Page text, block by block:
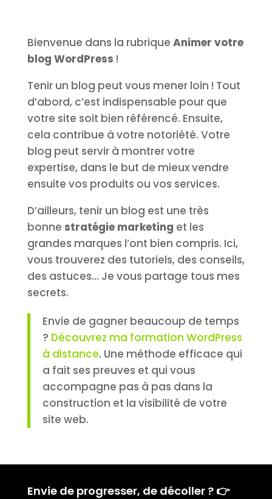
Bienvenue dans la rubrique Animer votre
blog WordPress !
Tenir un blog peut vous mener loin ! Tout
d’abord, c’est indispensable pour que
votre site soit bien référencé. Ensuite,
cela contribue à votre notoriété. Votre
blog peut servir à montrer votre
expertise, dans le but de mieux vendre
ensuite vos produits ou vos services.
D’ailleurs, tenir un blog est une très
bonne stratégie marketing et les
grandes marques l’ont bien compris. Ici,
vous trouverez des tutoriels, des conseils,
des astuces… Je vous partage tous mes
secrets.
Envie de gagner beaucoup de temps
? Découvrez ma formation WordPress
à distance. Une méthode efficace qui
a fait ses preuves et qui vous
accompagne pas à pas dans la
construction et la visibilité de votre
site web.
Envie de progresser, de décoller ? 👉